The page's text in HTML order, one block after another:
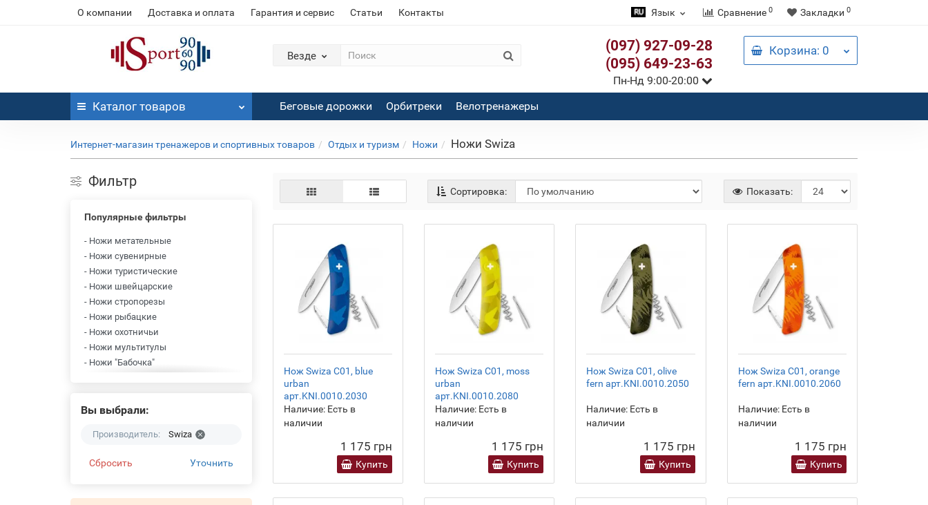
О компании Доставка и оплата Гарантия и сервис Статьи Контакты Язык Сравнение 0 Закладки 0
Везде
(097) 927-09-28
(095) 649-23-63
Пн-Нд 9:00-20:00
Корзина: 0
Каталог товаров Беговые дорожки Орбитреки Велотренажеры
Интернет-магазин тренажеров и спортивных товаров Отдых и туризм Ножи Ножи Swiza
Фильтр
Популярные фильтры
- Ножи метательные
- Ножи сувенирные
- Ножи туристические
- Ножи швейцарские
- Ножи стропорезы
- Ножи рыбацкие
- Ножи охотничьи
- Ножи мультитулы
- Ножи "Бабочка"
- Ножи с ножницами
- Ножи многофункциональные
- Ножи кухонные
- Ножи фиксированные
Вы выбрали:
Производитель: Swiza
Сбросить Уточнить
Сортировка: Показать:
Нож Swiza C01, blue
urban
арт.KNI.0010.2030
Наличие:Есть в
наличии
1 175 грн
Купить
Нож Swiza C01, moss
urban
арт.KNI.0010.2080
Наличие:Есть в
наличии
1 175 грн
Купить
Нож Swiza C01, olive
fern арт.KNI.0010.2050
Наличие: Есть в
наличии
1 175 грн
Купить
Нож Swiza C01, orange
fern арт.KNI.0010.2060
Наличие:Есть в
наличии
1 175 грн
Купить